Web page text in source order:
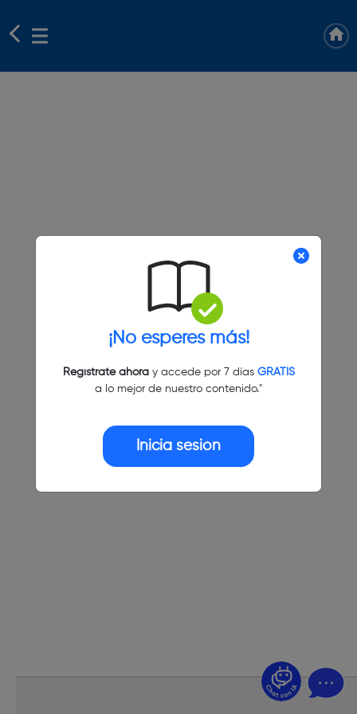
¡No esperes más!
Regístrate ahoray accede por 7 días GRATIS
a lo mejor de nuestro contenido."
Inicia sesión